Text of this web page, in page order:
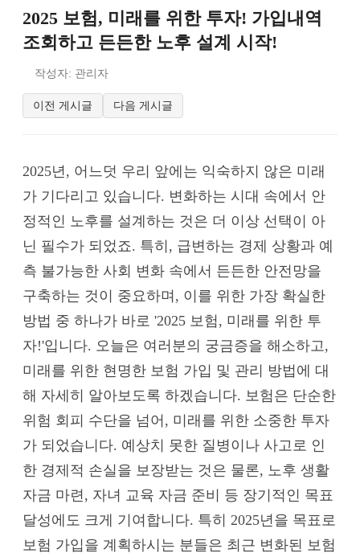
2025 보험, 미래를 위한 투자! 가입내역
조회하고 든든한 노후 설계 시작!
작성자: 관리자
이전 게시글 다음 게시글
2025년, 어느덧 우리 앞에는 익숙하지 않은 미래
가 기다리고 있습니다. 변화하는 시대 속에서 안
정적인 노후를 설계하는 것은 더 이상 선택이 아
닌 필수가 되었죠. 특히, 급변하는 경제 상황과 예
측 불가능한 사회 변화 속에서 든든한 안전망을
구축하는 것이 중요하며, 이를 위한 가장 확실한
방법 중 하나가 바로 '2025 보험, 미래를 위한 투
자!'입니다. 오늘은 여러분의 궁금증을 해소하고,
미래를 위한 현명한 보험 가입 및 관리 방법에 대
해 자세히 알아보도록 하겠습니다. 보험은 단순한
위험 회피 수단을 넘어, 미래를 위한 소중한 투자
가 되었습니다. 예상치 못한 질병이나 사고로 인
한 경제적 손실을 보장받는 것은 물론, 노후 생활
자금 마련, 자녀 교육 자금 준비 등 장기적인 목표
달성에도 크게 기여합니다. 특히 2025년을 목표로
보험 가입을 계획하시는 분들은 최근 변화된 보험